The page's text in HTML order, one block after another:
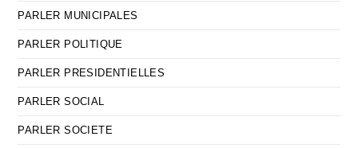
PARLER MUNICIPALES
PARLER POLITIQUE
PARLER PRESIDENTIELLES
PARLER SOCIAL
PARLER SOCIETE